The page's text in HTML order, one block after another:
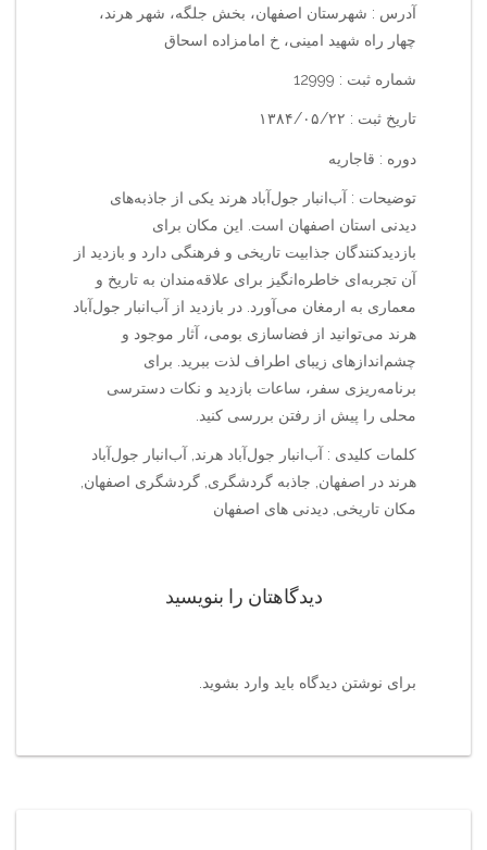
آدرس : شهرستان اصفهان، بخش جلگه، شهر هرند،
چهار راه شهید امینی، خ امامزاده اسحاق
شماره ثبت : 12999
تاریخ ثبت : ۱۳۸۴/۰۵/۲۲
دوره : قاجاریه
توضیحات : آب‌انبار جول‌آباد هرند یکی از جاذبه‌های
دیدنی استان اصفهان است. این مکان برای
بازدیدکنندگان جذابیت تاریخی و فرهنگی دارد و بازدید از
آن تجربه‌ای خاطره‌انگیز برای علاقه‌مندان به تاریخ و
معماری به ارمغان می‌آورد. در بازدید از آب‌انبار جول‌آباد
هرند می‌توانید از فضاسازی بومی، آثار موجود و
چشم‌اندازهای زیبای اطراف لذت ببرید. برای
برنامه‌ریزی سفر، ساعات بازدید و نکات دسترسی
محلی را پیش از رفتن بررسی کنید.
کلمات کلیدی : آب‌انبار جول‌آباد هرند, آب‌انبار جول‌آباد
هرند در اصفهان, جاذبه گردشگری, گردشگری اصفهان,
مکان تاریخی, دیدنی های اصفهان
دیدگاهتان را بنویسید
برای نوشتن دیدگاه باید وارد بشوید